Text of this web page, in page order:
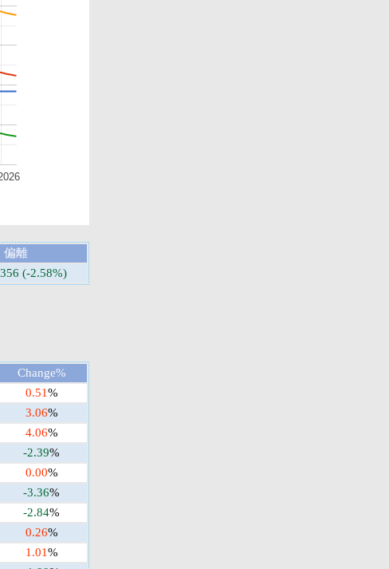
偏離
(-2.58%)
Change%
0.51%
3.06%
4.06%
-2.39%
0.00%
-3.36%
-2.84%
0.26%
1.01%